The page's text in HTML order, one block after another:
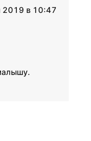
2019 в 10:47